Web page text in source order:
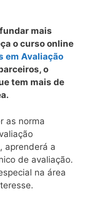
mais
o curso online
em Avaliação
o
tem mais de
as norma
aprenderá a
de avaliação.
na área